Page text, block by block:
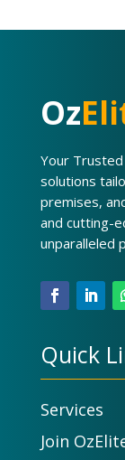
Oz
Your
solutions
premises,
and cutting-
unparalleled
Quick
Services
Join